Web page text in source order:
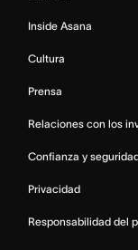
Inside Asana
Cultura
Prensa
Relaciones con los
Confianza y
Privacidad
Responsabilidad del